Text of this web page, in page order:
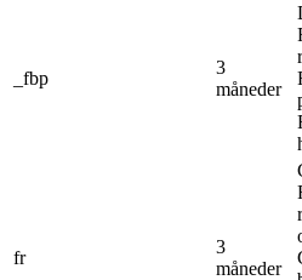
_fbp
3
måneder
fr
3
måneder